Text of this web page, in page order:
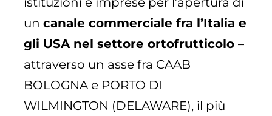
uncanale commerciale fra l’Italia e
gli USA nel settore ortofrutticolo–
attraverso un asse fra CAAB
BOLOGNA e PORTO DI
WILMINGTON (DELAWARE), il più